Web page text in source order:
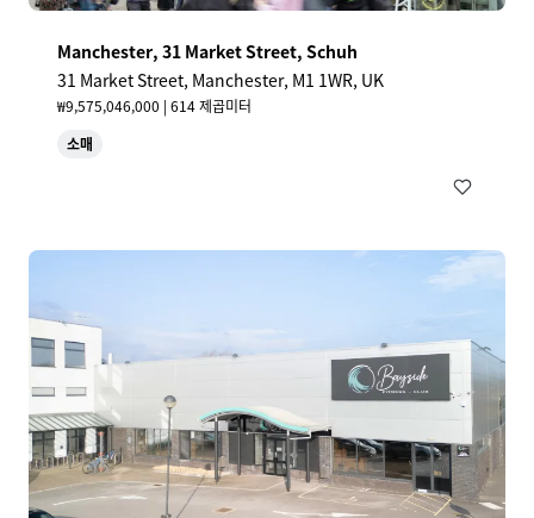
Manchester, 31 Market Street, Schuh
31 Market Street, Manchester, M1 1WR, UK
₩9,575,046,000 | 614 제곱미터
소매